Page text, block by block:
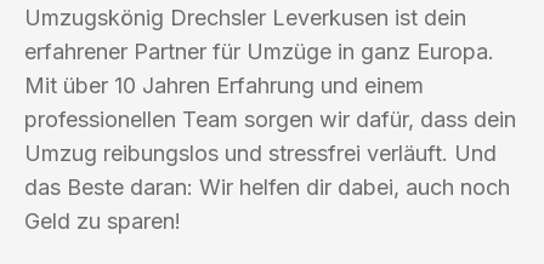
Umzugskönig Drechsler Leverkusen ist dein
erfahrener Partner für Umzüge in ganz Europa.
Mit über 10 Jahren Erfahrung und einem
professionellen Team sorgen wir dafür, dass dein
Umzug reibungslos und stressfrei verläuft. Und
das Beste daran: Wir helfen dir dabei, auch noch
Geld zu sparen!